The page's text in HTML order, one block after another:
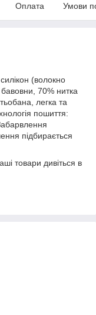
Оплата Умови
(волокно
бавовни, 70% нитка
легка та
пошиття:
підбирається
в